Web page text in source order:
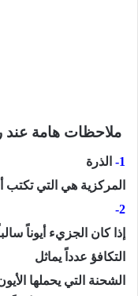
ملاحظات هامة
1-
الذرة
المركزية هي التي تكتب
2-
إذا كان الجزيء أيوناً
التكافؤ عدداً يماثل
الشحنة التي يحملها